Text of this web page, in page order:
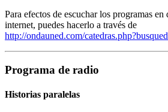
Para efectos de escuchar los programas
internet, puedes hacerlo a través de
http://ondauned.com/
Programa de radio
Historias paralelas